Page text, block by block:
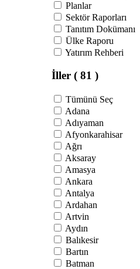
Planlar
Sektör Raporları
Tanıtım Dokümanı
Ülke Raporu
Yatırım Rehberi
İller ( 81 )
Tümünü Seç
Adana
Adıyaman
Afyonkarahisar
Ağrı
Aksaray
Amasya
Ankara
Antalya
Ardahan
Artvin
Aydın
Balıkesir
Bartın
Batman